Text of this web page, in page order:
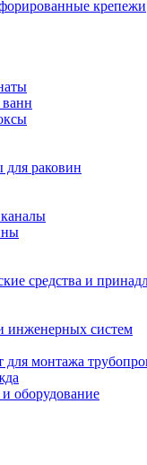
крепежи
для раковин
средства и
инженерных систем
монтажа
оборудование